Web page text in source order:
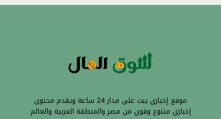
موقع إخباري يبث على مدار 24 ساعة ويقدم محتوى
إخباري متنوع وقوي من مصر والمنطقة العربية والعالم